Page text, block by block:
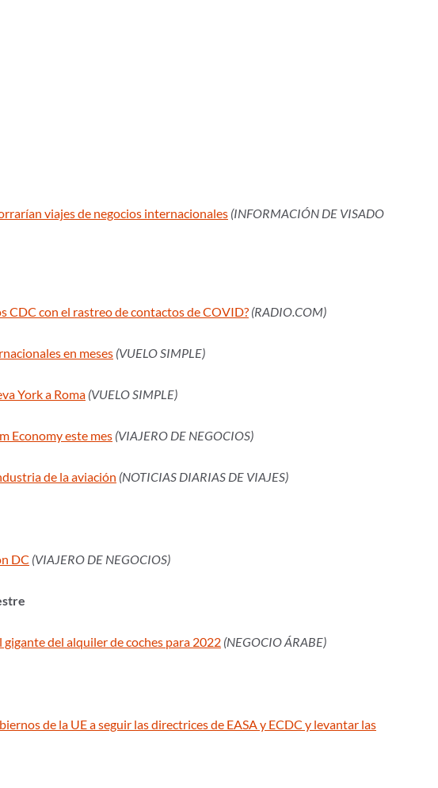
viajes de negocios internacionales (INFORMACIÓN DE VISADO
CDC con el rastreo de contactos de COVID? (RADIO.COM)
en meses (VUELO SIMPLE)
York a Roma (VUELO SIMPLE)
Economy este mes (VIAJERO DE NEGOCIOS)
de la aviación (NOTICIAS DIARIAS DE VIAJES)
DC (VIAJERO DE NEGOCIOS)
del alquiler de coches para 2022 (NEGOCIO ÁRABE)
de la UE a seguir las directrices de EASA y ECDC y levantar las